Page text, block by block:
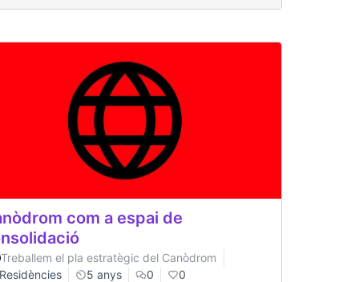
com a espai de
Treballem el pla estratègic del Canòdrom
Residències
5 anys 0 0